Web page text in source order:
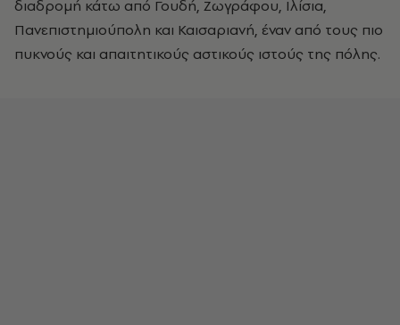
διαδρομή κάτω από Γουδή, Ζωγράφου, Ιλίσια,
Πανεπιστημιούπολη και Καισαριανή, έναν από τους πιο
πυκνούς και απαιτητικούς αστικούς ιστούς της πόλης.